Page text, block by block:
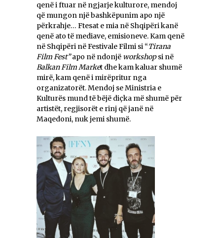
qenë i ftuar në ngjarje kulturore, mendoj
që mungon një bashkëpunim apo një
përkrahje… Ftesat e mia në Shqipëri kanë
qenë ato të mediave, emisioneve. Kam qenë
në Shqipëri në Festivale Filmi si “Tirana
Film Fest”apo në ndonjë workshopsi në
Balkan Film Market dhe kam kaluar shumë
mirë, kam qenë i mirëpritur nga
organizatorët. Mendoj se Ministria e
Kulturës mund të bëjë diçka më shumë për
artistët, regjisorët e rinj që janë në
Maqedoni, nuk jemi shumë.